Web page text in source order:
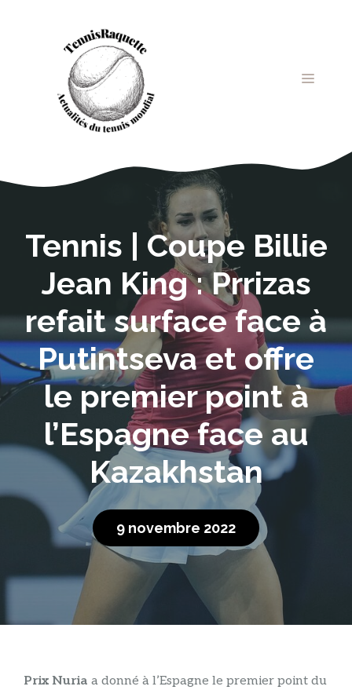
MENU
Tennis | Coupe Billie
Jean King : Prrizas
refait surface face à
Putintseva et offre
le premier point à
l’Espagne face au
Kazakhstan
9 novembre 2022
Prix ​​Nuria a donné à l’Espagne le premier point du